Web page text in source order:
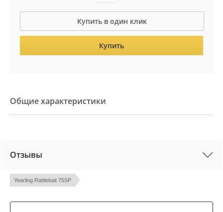
Купить в один клик
Купить
Общие характеристики
Отзывы
Yearling Rattlebait 75SP